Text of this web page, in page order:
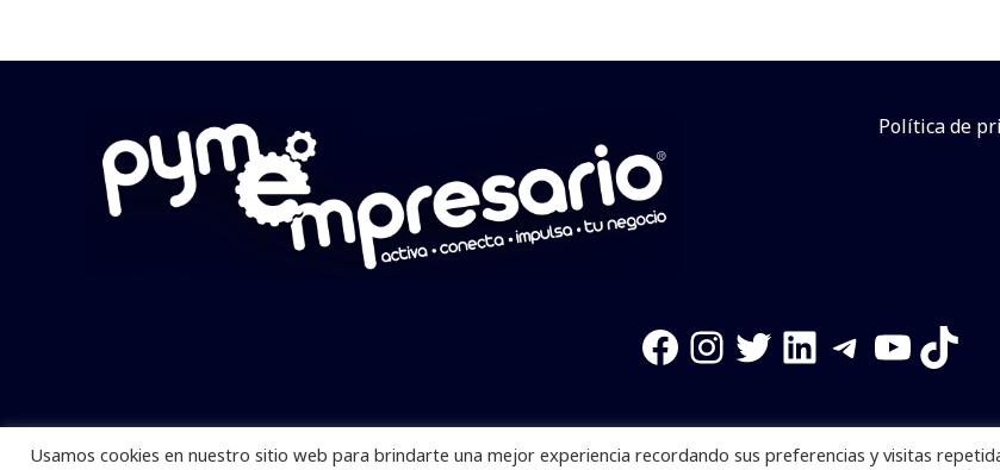
Política de
Facebook
Instagram
Twitter
LinkedIn
Telegram
Pymempresario © 2025 Todos los derechos reservados. Se prohibe el uso de la
Usamos cookies en nuestro sitio web para brindarte una mejor experiencia recordando sus preferencias y visitas